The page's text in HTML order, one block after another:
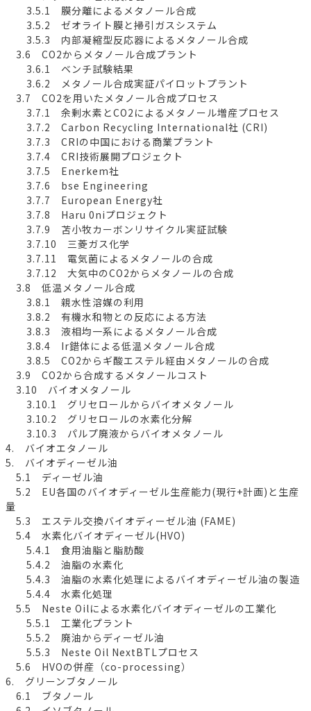
3.5.1 膜分離によるメタノール合成
3.5.2 ゼオライト膜と掃引ガスシステム
3.5.3 内部凝縮型反応器によるメタノール合成
3.6 CO2からメタノール合成プラント
3.6.1 ベンチ試験結果
3.6.2 メタノール合成実証パイロットプラント
3.7 CO2を用いたメタノール合成プロセス
3.7.1 余剰水素とCO2によるメタノール増産プロセス
3.7.2 Carbon Recycling International社 (CRI)
3.7.3 CRIの中国における商業プラント
3.7.4 CRI技術展開プロジェクト
3.7.5 Enerkem社
3.7.6 bse Engineering
3.7.7 European Energy社
3.7.8 Haru 0niプロジェクト
3.7.9 苫小牧カーボンリサイクル実証試験
3.7.10 三菱ガス化学
3.7.11 電気菌によるメタノールの合成
3.7.12 大気中のCO2からメタノールの合成
3.8 低温メタノール合成
3.8.1 親水性溶媒の利用
3.8.2 有機水和物との反応による方法
3.8.3 液相均一系によるメタノール合成
3.8.4 Ir錯体による低温メタノール合成
3.8.5 CO2からギ酸エステル経由メタノールの合成
3.9 CO2から合成するメタノールコスト
3.10 バイオメタノール
3.10.1 グリセロールからバイオメタノール
3.10.2 グリセロールの水素化分解
3.10.3 パルプ廃液からバイオメタノール
4. バイオエタノール
5. バイオディーゼル油
5.1 ディーゼル油
5.2 EU各国のバイオディーゼル生産能力(現行+計画)と生産
量
5.3 エステル交換バイオディーゼル油 (FAME)
5.4 水素化バイオディーゼル(HVO)
5.4.1 食用油脂と脂肪酸
5.4.2 油脂の水素化
5.4.3 油脂の水素化処理によるバイオディーゼル油の製造
5.4.4 水素化処理
5.5 Neste Oilによる水素化バイオディーゼルの工業化
5.5.1 工業化プラント
5.5.2 廃油からディーゼル油
5.5.3 Neste Oil NextBTLプロセス
5.6 HVOの併産（co-processing）
6. グリーンブタノール
6.1 ブタノール